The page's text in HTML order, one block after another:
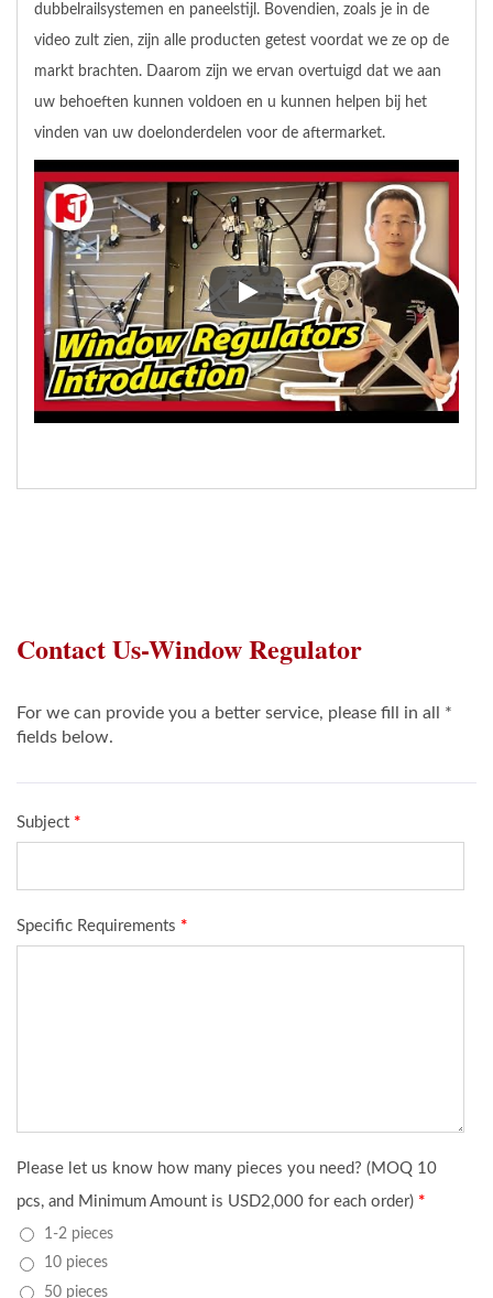
dubbelrailsystemen en paneelstijl. Bovendien, zoals je in de
video zult zien, zijn alle producten getest voordat we ze op de
markt brachten. Daarom zijn we ervan overtuigd dat we aan
uw behoeften kunnen voldoen en u kunnen helpen bij het
vinden van uw doelonderdelen voor de aftermarket.
Zich afvragen waar je